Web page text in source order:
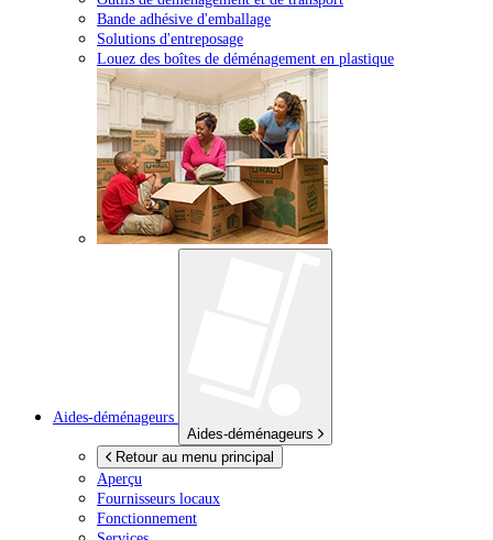
Bande adhésive d'emballage
Solutions d'entreposage
Louez des boîtes de déménagement en plastique
Aides-déménageurs
Aides-déménageurs
Retour au menu principal
Aperçu
Fournisseurs locaux
Fonctionnement